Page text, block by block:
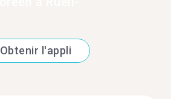
Obtenir l'appli